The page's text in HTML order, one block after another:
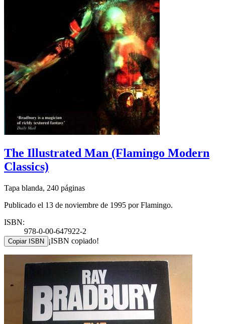
The Illustrated Man (Flamingo Modern
Classics)
Tapa blanda, 240 páginas
Publicado el 13 de noviembre de 1995 por Flamingo.
ISBN:
978-0-00-647922-2
Copiar ISBN ¡ISBN copiado!